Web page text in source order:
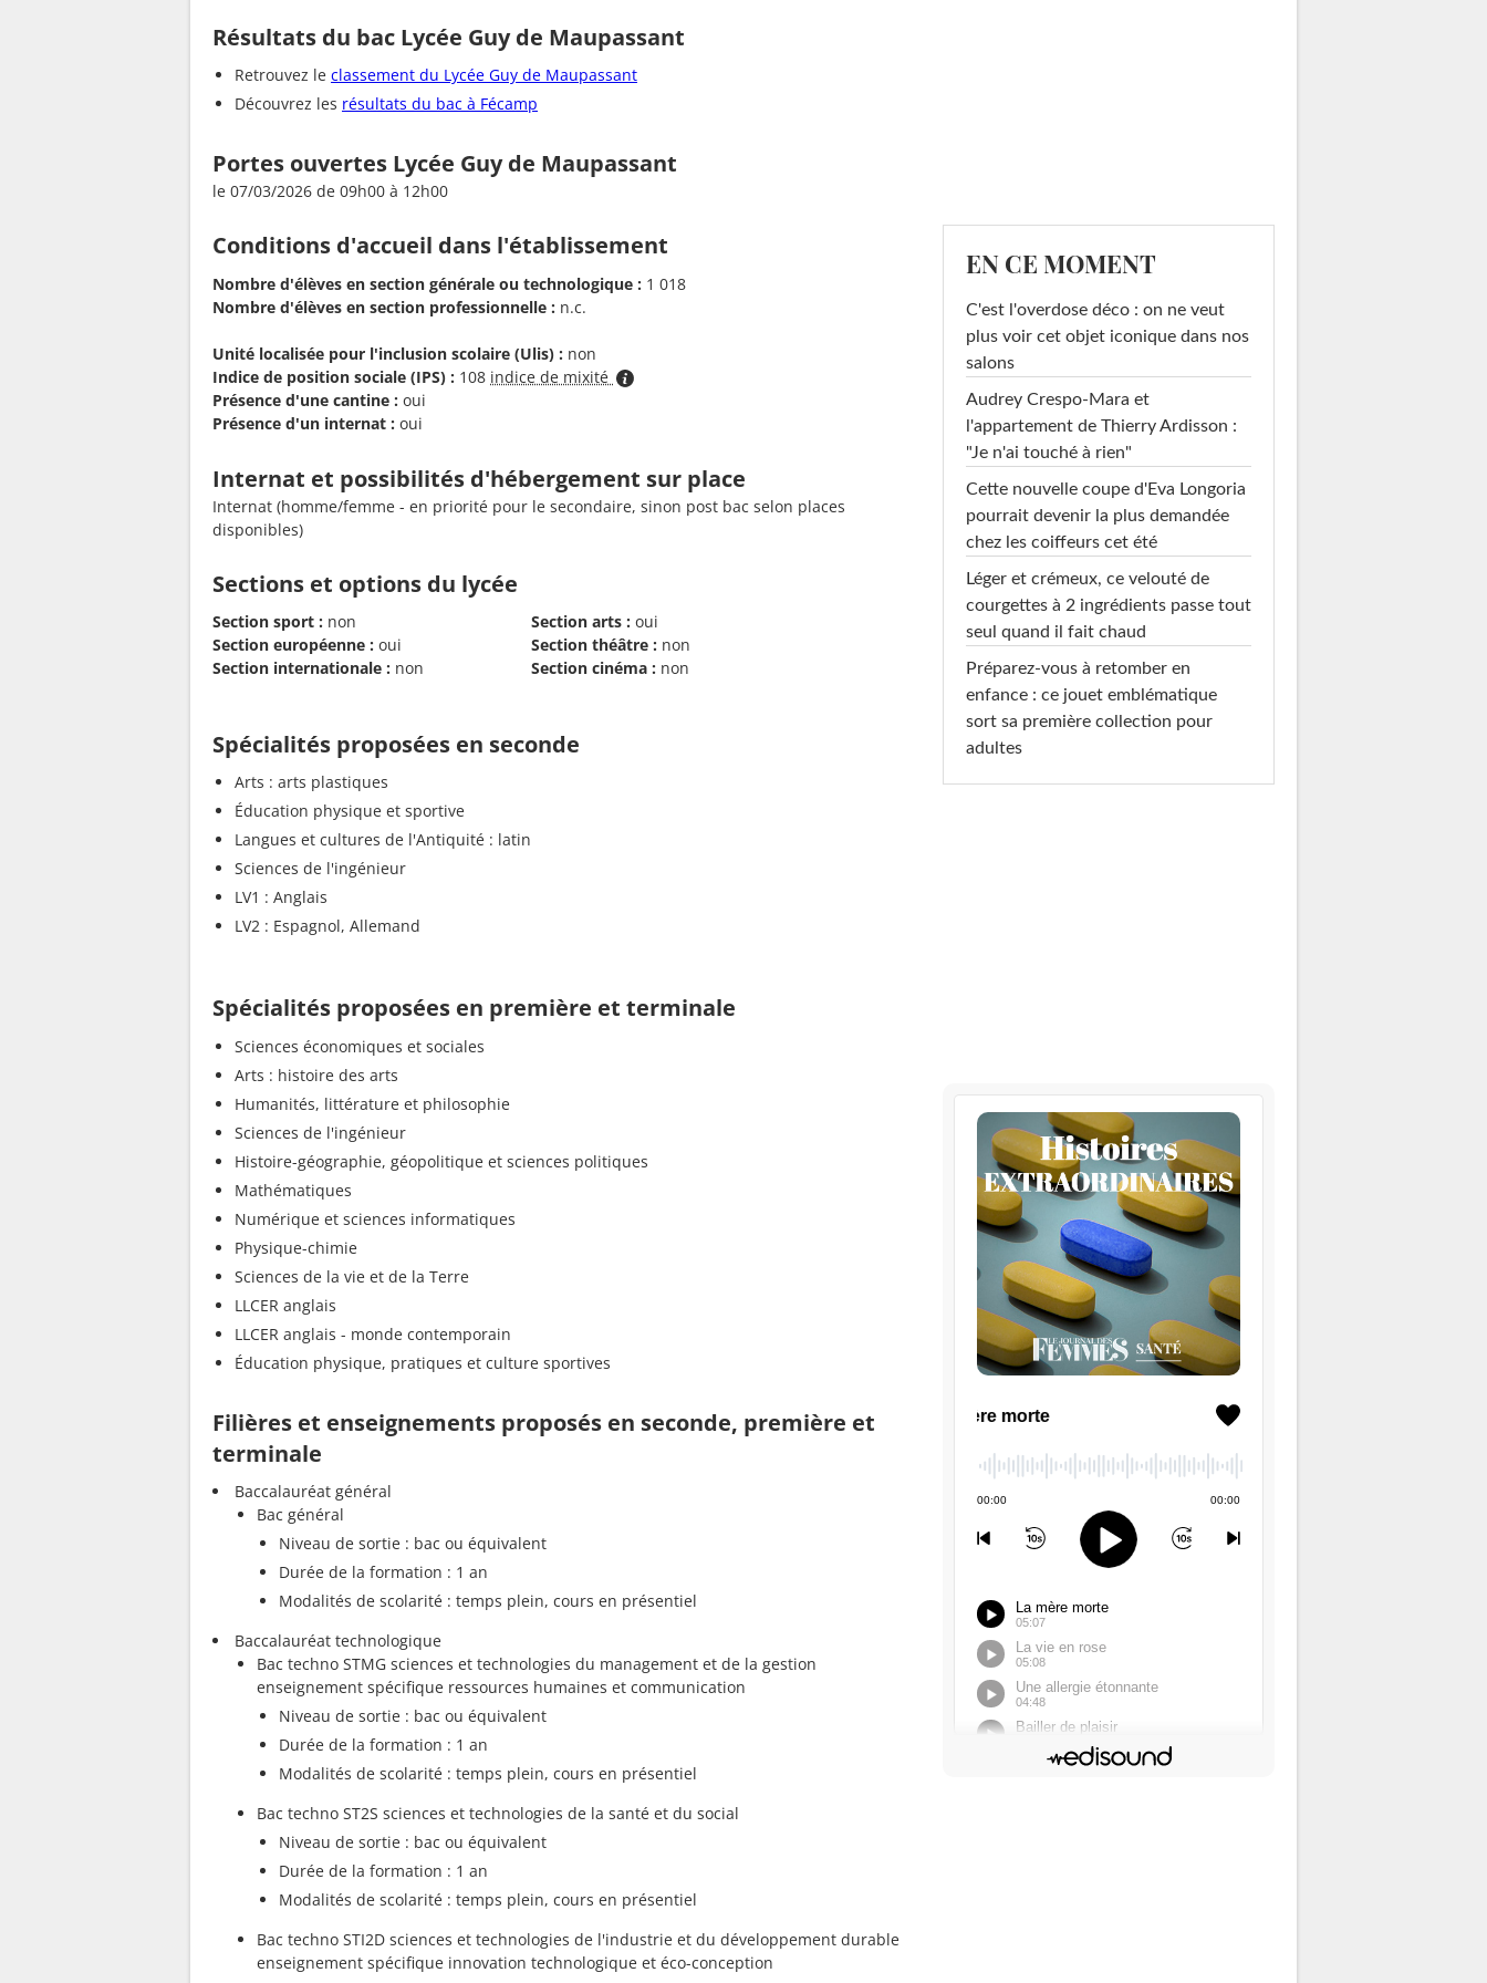
Résultats du bac Lycée Guy de Maupassant
Retrouvez le classement du Lycée Guy de Maupassant
Découvrez les résultats du bac à Fécamp
Portes ouvertes Lycée Guy de Maupassant
le 07/03/2026 de 09h00 à 12h00
Conditions d'accueil dans l'établissement
Nombre d'élèves en section générale ou technologique : 1 018
Nombre d'élèves en section professionnelle : n.c.
Unité localisée pour l'inclusion scolaire (Ulis) : non
Indice de position sociale (IPS) : 108 indice de mixité
Présence d'une cantine : oui
Présence d'un internat : oui
Internat et possibilités d'hébergement sur place
Internat (homme/femme - en priorité pour le secondaire, sinon post bac selon places
disponibles)
Sections et options du lycée
Section sport : non
Section européenne : oui
Section internationale : non
Section arts : oui
Section théâtre : non
Section cinéma : non
Spécialités proposées en seconde
Arts : arts plastiques
Éducation physique et sportive
Langues et cultures de l'Antiquité : latin
Sciences de l'ingénieur
LV1 : Anglais
LV2 : Espagnol, Allemand
Spécialités proposées en première et terminale
Sciences économiques et sociales
Arts : histoire des arts
Humanités, littérature et philosophie
Sciences de l'ingénieur
Histoire-géographie, géopolitique et sciences politiques
Mathématiques
Numérique et sciences informatiques
Physique-chimie
Sciences de la vie et de la Terre
LLCER anglais
LLCER anglais - monde contemporain
Éducation physique, pratiques et culture sportives
Filières et enseignements proposés en seconde, première et
terminale
Baccalauréat général
Bac général
Niveau de sortie : bac ou équivalent
Durée de la formation : 1 an
Modalités de scolarité : temps plein, cours en présentiel
Baccalauréat technologique
Bac techno STMG sciences et technologies du management et de la gestion
enseignement spécifique ressources humaines et communication
Niveau de sortie : bac ou équivalent
Durée de la formation : 1 an
Modalités de scolarité : temps plein, cours en présentiel
Bac techno ST2S sciences et technologies de la santé et du social
Niveau de sortie : bac ou équivalent
Durée de la formation : 1 an
Modalités de scolarité : temps plein, cours en présentiel
Bac techno STI2D sciences et technologies de l'industrie et du développement durable
enseignement spécifique innovation technologique et éco-conception
EN CE MOMENT
C'est l'overdose déco : on ne veut
plus voir cet objet iconique dans nos
salons
Audrey Crespo-Mara et
l'appartement de Thierry Ardisson :
"Je n'ai touché à rien"
Cette nouvelle coupe d'Eva Longoria
pourrait devenir la plus demandée
chez les coiffeurs cet été
Léger et crémeux, ce velouté de
courgettes à 2 ingrédients passe tout
seul quand il fait chaud
Préparez-vous à retomber en
enfance : ce jouet emblématique
sort sa première collection pour
adultes